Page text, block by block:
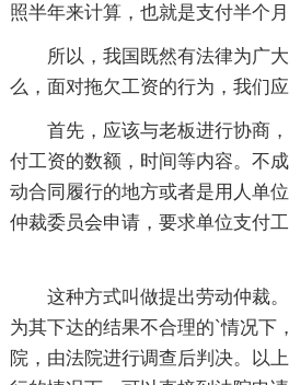
照半年来计算，也就是支付半个月
所以，我国既然有法律为广
么，面对拖欠工资的行为，我们
首先，应该与老板进行协商
付工资的数额，时间等内容。不
动合同履行的地方或者是用人单
仲裁委员会申请，要求单位支付工
这种方式叫做提出劳动仲裁
为其下达的结果不合理的`情况下
院，由法院进行调查后判决。以